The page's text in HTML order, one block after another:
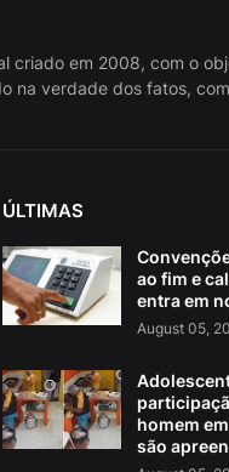
criado em 2008, com o
na verdade dos fatos,
ÚLTIMAS
ao fim e
entra em
August 05,
homem
são